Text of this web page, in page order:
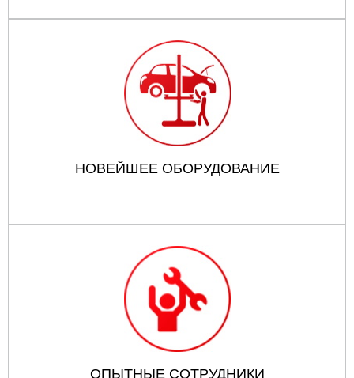
НОВЕЙШЕЕ ОБОРУДОВАНИЕ
ОПЫТНЫЕ СОТРУДНИКИ